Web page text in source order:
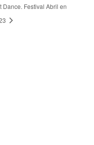
Dance. Festival Abril en